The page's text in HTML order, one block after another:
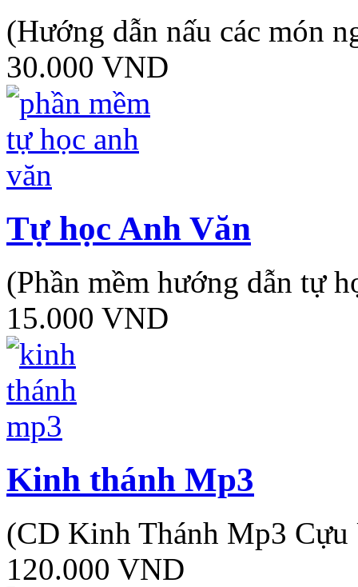
(Hướng dẫn nấu các món
30.000 VND
Tự học Anh Văn
(Phần mềm hướng dẫn tự
15.000 VND
Kinh thánh Mp3
(CD Kinh Thánh Mp3
120.000 VND